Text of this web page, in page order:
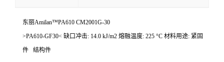
东丽Amilan™PA610 CM2001G-30
>PA610-GF30< 缺口冲击: 14.0 kJ/m2 熔融温度: 225 °C 材料用途: 紧固
件 结构件